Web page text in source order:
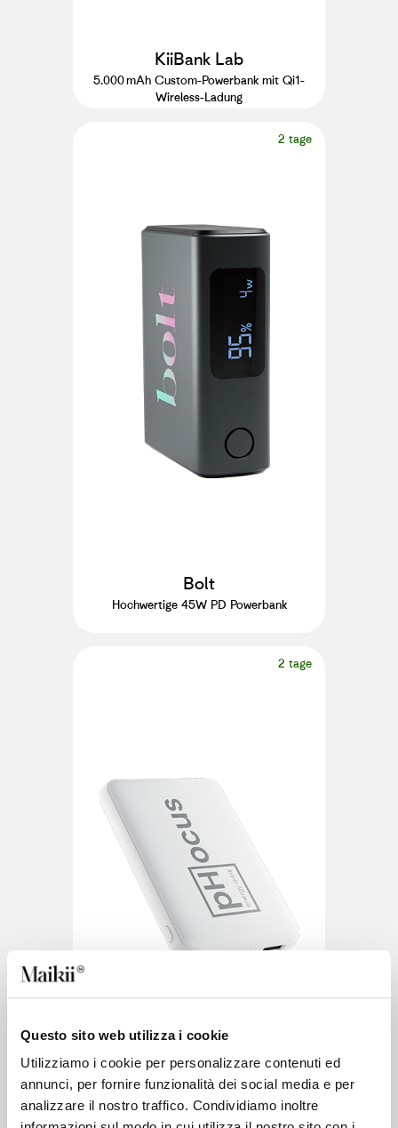
Questo sito web utilizza i cookie
Utilizziamo i cookie per personalizzare contenuti ed
annunci, per fornire funzionalità dei social media e per
analizzare il nostro traffico. Condividiamo inoltre
KiiBank Lab
5.000 mAh Custom-Powerbank mit Qi1-
Wireless-Ladung
2 tage
Bolt
Hochwertige 45W PD Powerbank
2 tage
Slate Mini